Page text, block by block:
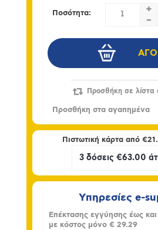
Ποσότητα:
+
-
Πιστωτική κάρτα από
Υπηρεσίες e-
Επέκτασης εγγύησης έως
με κόστος μόνο € 29.29